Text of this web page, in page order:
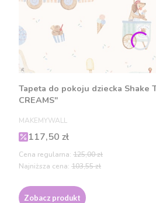
Tapeta do pokoju dziecka Shake
CREAMS"
PRODUCENT
MAKEMYWALL
Cena promocyjna
117,50 zł
Cena regularna: 125,00 zł
Najniższa cena: 103,55 zł
Zobacz produkt